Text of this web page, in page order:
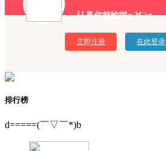
认真你就输啦σ`∀´)σ
立即注册 在此登录
排行榜
d=====(￣▽￣*)b